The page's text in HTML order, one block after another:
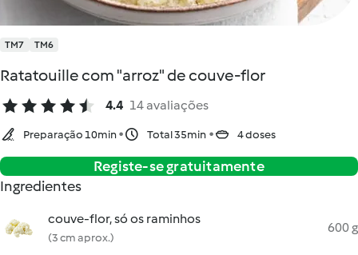
TM7 TM6
Ratatouille com "arroz" de couve-flor
4.4 14 avaliações
Preparação 10min Total 35min 4 doses
Registe-se gratuitamente
Ingredientes
couve-flor, só os raminhos
(3 cm aprox.)
600 g